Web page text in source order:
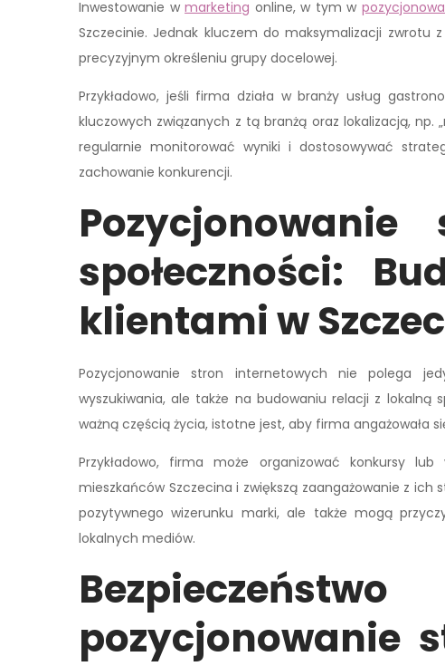
Inwestowanie wmarketing online, w tym w
Szczecinie. Jednak kluczem do maksymalizacji
precyzyjnym określeniu grupy docelowej.
Przykładowo, jeśli firma działa w branży usług
kluczowych związanych z tą branżą oraz lokalizacją, np.
regularnie monitorować wyniki i dostosowywać
zachowanie konkurencji.
społeczności:
klientami w
Pozycjonowanie stron internetowych nie polega
wyszukiwania, ale także na budowaniu relacji z lokalną
ważną częścią życia, istotne jest, aby firma angażowała
Przykładowo, firma może organizować konkursy
mieszkańców Szczecina i zwiększą zaangażowanie z
pozytywnego wizerunku marki, ale także mogą
lokalnych mediów.
pozycjonowanie